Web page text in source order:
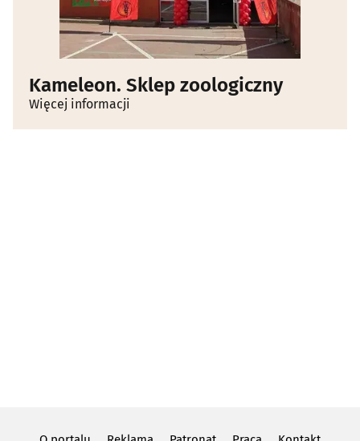
Kameleon. Sklep zoologiczny
Więcej informacji